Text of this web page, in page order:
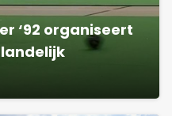
‘92 organiseert
landelijk